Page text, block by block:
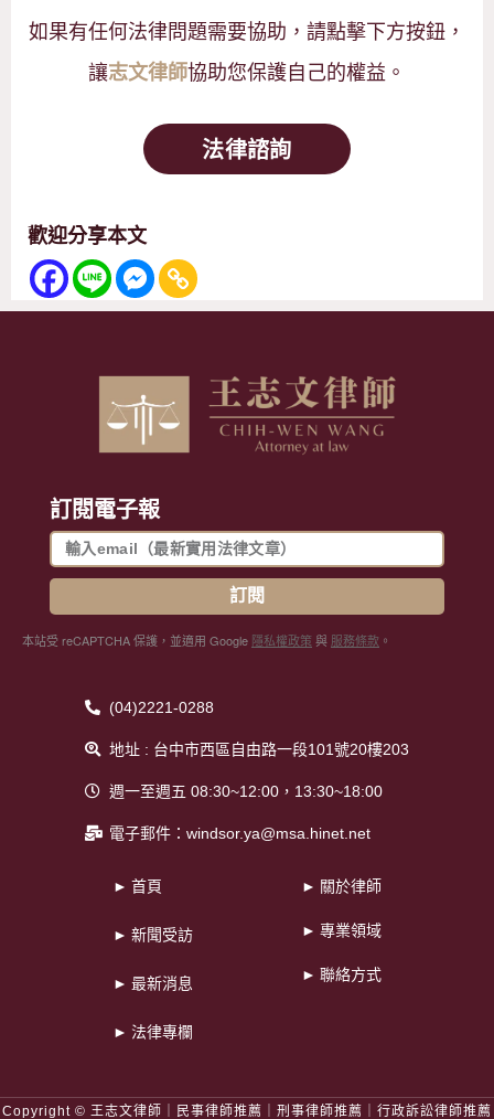
如果有任何法律問題需要協助，請點擊下方按鈕，
讓志文律師協助您保護自己的權益。
法律諮詢
歡迎分享本文
訂閱電子報
訂閱
本站受 reCAPTCHA 保護，並適用 Google 隱私權政策與 服務條款 。
(04)2221-0288
地址 : 台中市西區自由路一段101號20樓203
週一至週五 08:30~12:00，13:30~18:00
電子郵件：windsor.ya@msa.hinet.net
► 首頁
► 新聞受訪
► 最新消息
► 法律專欄
► 關於律師
► 專業領域
► 聯絡方式
Copyright © 王志文律師｜民事律師推薦｜刑事律師推薦｜行政訴訟律師推薦